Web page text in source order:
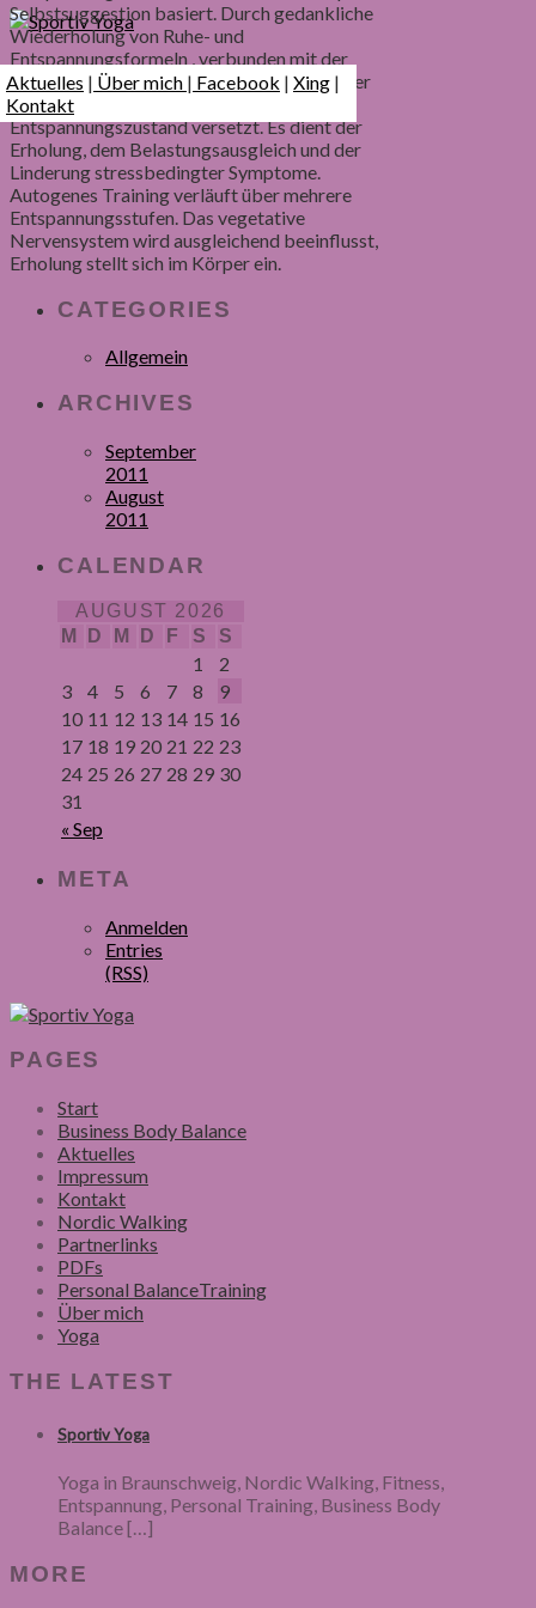
Aktuelles | Über mich | Facebook | Xing |
Kontakt
Selbstsuggestion basiert. Durch gedankliche
Wiederholung von Ruhe- und
Entspannungsformeln , verbunden mit der
Vorstellung von Ruhebildern, werden Körper
und Geist gezielt in einen
Entspannungszustand versetzt. Es dient der
Erholung, dem Belastungsausgleich und der
Linderung stressbedingter Symptome.
Autogenes Training verläuft über mehrere
Entspannungsstufen. Das vegetative
Nervensystem wird ausgleichend beeinflusst,
Erholung stellt sich im Körper ein.
CATEGORIES
Allgemein
ARCHIVES
September
2011
August
2011
CALENDAR
AUGUST 2026
M
D M D F S S
« Sep
1
2
3
4 5 6 7 8
9
10 11 12 13 14 15 16
17 18 19 20 21 22 23
24 25 26 27 28 29 30
31
META
Anmelden
Entries
(RSS)
PAGES
Start
Business Body Balance
Aktuelles
Impressum
Kontakt
Nordic Walking
Partnerlinks
PDFs
Personal BalanceTraining
Über mich
Yoga
THE LATEST
Sportiv Yoga
Yoga in Braunschweig, Nordic Walking, Fitness,
Entspannung, Personal Training, Business Body
Balance[…]
MORE